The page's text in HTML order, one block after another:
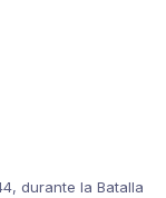
durante la Batalla